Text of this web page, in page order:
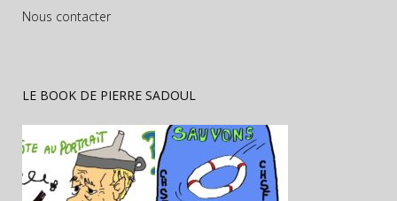
Nous contacter
LE BOOK DE PIERRE SADOUL